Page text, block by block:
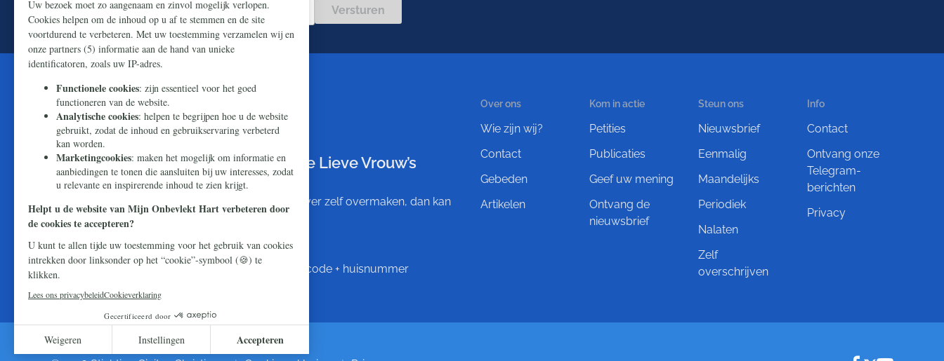
Versturen
U kunt de wereld bereiken met Onze Lieve Vrouw’s
boodschap van hoop en redding
. Wilt u liever zelf overmaken, dan kan
dat naar:
T.n.v. Stichting Civitas Christiana
O.v.v. Webdonatie Mijn Onbevlekt Hart en uw postcode + huisnummer
Over ons
Wie zijn wij?
Contact
Gebeden
Artikelen
Kom in actie
Petities
Publicaties
Geef uw mening
Ontvang de
nieuwsbrief
Steun ons
Nieuwsbrief
Eenmalig
Maandelijks
Periodiek
Nalaten
Zelf
overschrijven
Info
Contact
Ontvang onze
Telegram-
berichten
Privacy